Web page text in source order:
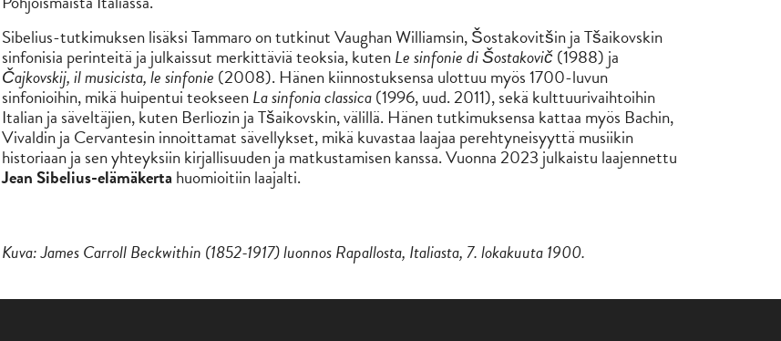
Sibelius-tutkimuksen lisäksi Tammaro on tutkinut Vaughan Williamsin, Šostakovitšin ja Tšaikovskin
sinfonisia perinteitä ja julkaissut merkittäviä teoksia, kutenLe sinfonie di Šostakovič(1988) ja
Čajkovskij, il musicista, le sinfonie (2008). Hänen kiinnostuksensa ulottuu myös 1700-luvun
sinfonioihin, mikä huipentui teokseenLa sinfonia classica(1996, uud. 2011), sekä kulttuurivaihtoihin
Italian ja säveltäjien, kuten Berliozin ja Tšaikovskin, välillä. Hänen tutkimuksensa kattaa myös Bachin,
Vivaldin ja Cervantesin innoittamat sävellykset, mikä kuvastaa laajaa perehtyneisyyttä musiikin
historiaan ja sen yhteyksiin kirjallisuuden ja matkustamisen kanssa. Vuonna 2023 julkaistu laajennettu
Jean Sibelius-elämäkerta huomioitiin laajalti.
Kuva: James Carroll Beckwithin (1852-1917) luonnos Rapallosta, Italiasta, 7. lokakuuta 1900.